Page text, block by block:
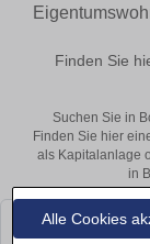
Alle Cookies
Finden Sie
Suchen Sie in
Finden Sie hier
als Kapitalanlage
in
Leider konnten wir